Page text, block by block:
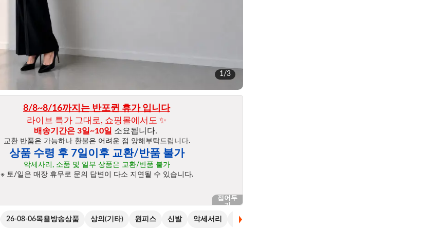
1/3
8/8~8/16까지는 반포퀸 휴가 입니다
라이브 특가 그대로, 쇼핑몰에서도 ✨﻿
배송기간은 3일~10일 소요됩니다.
교환 반품은 가능하나 환불은 어려운 점 양해부탁드립니다.
상품 수령 후 7일이후 교환/반품 불가
악세사리, 소품 및 일부 상품은 교환/반품 불가
※ 토/일은 매장 휴무로 문의 답변이 다소 지연될 수 있습니다.
접어두
기
26-08-06목욜방송상품 상의(기타) 원피스 신발 악세서리 가방